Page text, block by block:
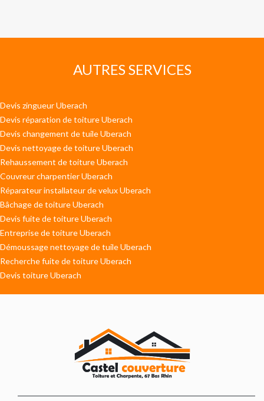
AUTRES SERVICES
Devis zingueur Uberach
Devis réparation de toiture Uberach
Devis changement de tuile Uberach
Devis nettoyage de toiture Uberach
Rehaussement de toiture Uberach
Couvreur charpentier Uberach
Réparateur installateur de velux Uberach
Bâchage de toiture Uberach
Devis fuite de toiture Uberach
Entreprise de toiture Uberach
Démoussage nettoyage de tuile Uberach
Recherche fuite de toiture Uberach
Devis toiture Uberach